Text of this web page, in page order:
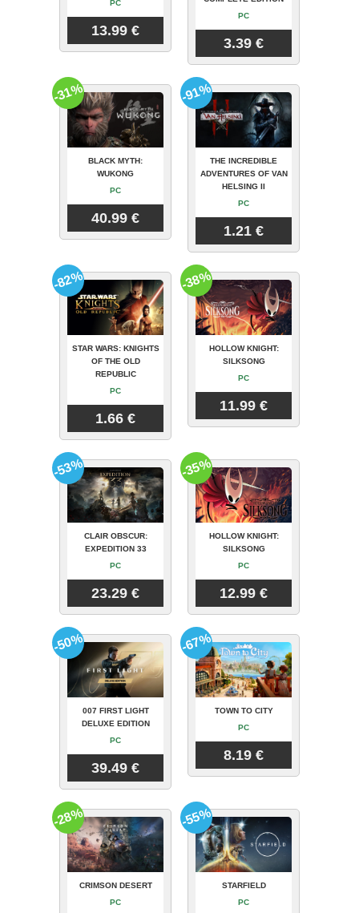
PC
13.99 €
PC
3.39 €
BLACK MYTH:
WUKONG
PC
40.99 €
-31%
THE INCREDIBLE
ADVENTURES OF VAN
HELSING II
PC
1.21 €
-91%
STAR WARS: KNIGHTS
OF THE OLD
REPUBLIC
PC
1.66 €
-82%
HOLLOW KNIGHT:
SILKSONG
PC
11.99 €
-38%
CLAIR OBSCUR:
EXPEDITION 33
PC
23.29 €
-53%
HOLLOW KNIGHT:
SILKSONG
PC
12.99 €
-35%
007 FIRST LIGHT
DELUXE EDITION
PC
39.49 €
-50%
TOWN TO CITY
PC
8.19 €
-67%
CRIMSON DESERT
PC
-28%
STARFIELD
PC
-55%